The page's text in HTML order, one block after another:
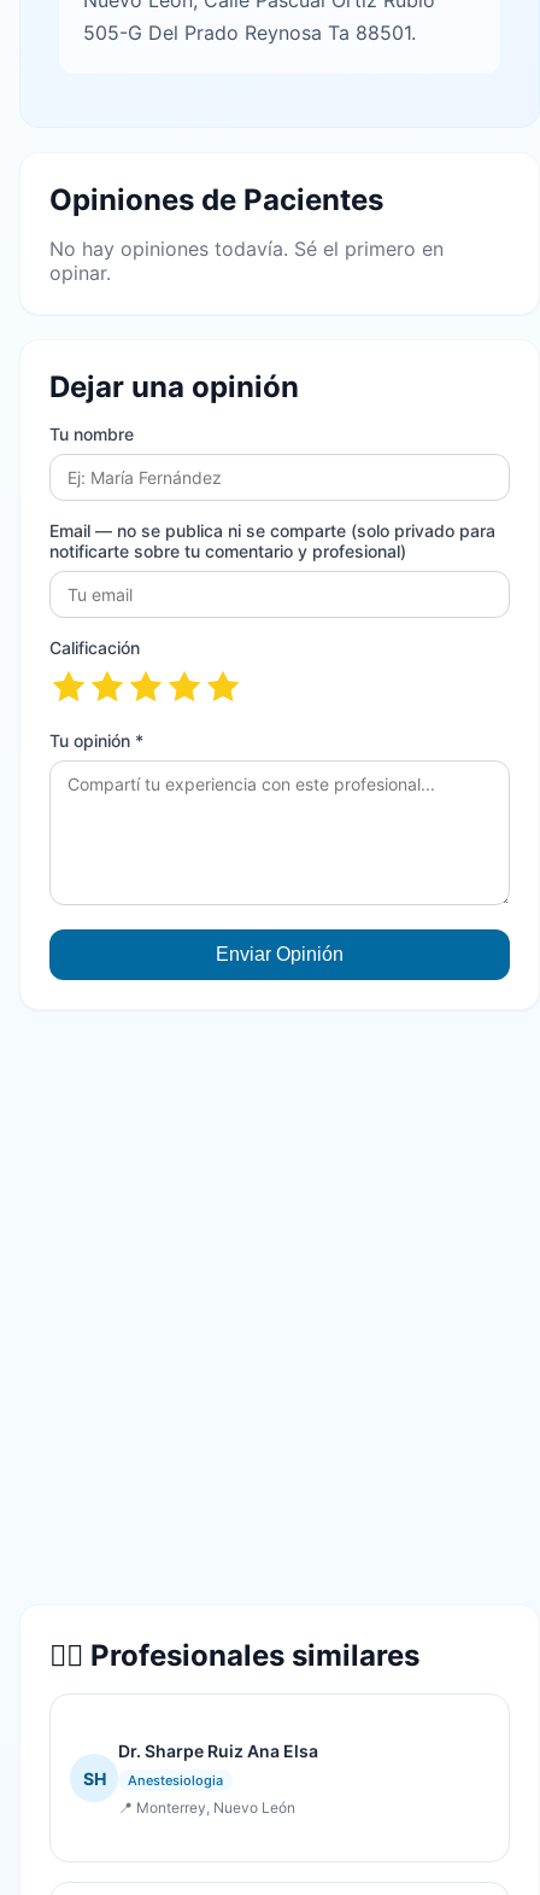
505-G Del Prado Reynosa Ta 88501.
Opiniones de Pacientes
No hay opiniones todavía. Sé el primero en
opinar.
Dejar una opinión
Tu nombre
Email — no se publica ni se comparte (solo privado para
notificarte sobre tu comentario y profesional)
Calificación
Tu opinión *
Enviar Opinión
👨‍⚕️ Profesionales similares
SH
Dr. Sharpe Ruiz Ana Elsa
Anestesiologia
📍 Monterrey, Nuevo León